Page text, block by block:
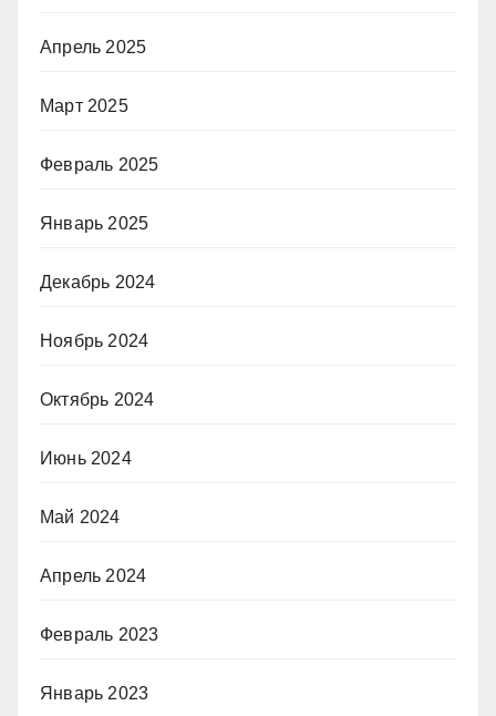
Апрель 2025
Март 2025
Февраль 2025
Январь 2025
Декабрь 2024
Ноябрь 2024
Октябрь 2024
Июнь 2024
Май 2024
Апрель 2024
Февраль 2023
Январь 2023